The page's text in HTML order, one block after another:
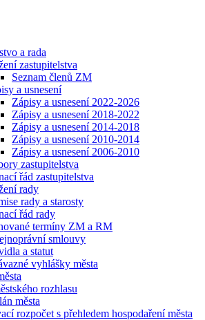
a rada
zastupitelstva
Seznam členů ZM
a usnesení
Zápisy a usnesení 2022-2026
Zápisy a usnesení 2018-2022
Zápisy a usnesení 2014-2018
Zápisy a usnesení 2010-2014
Zápisy a usnesení 2006-2010
zastupitelstva
řád zastupitelstva
rady
rady a starosty
řád rady
termíny ZM a RM
smlouvy
a statut
vyhlášky města
rozhlasu
města
rozpočet s přehledem hospodaření města